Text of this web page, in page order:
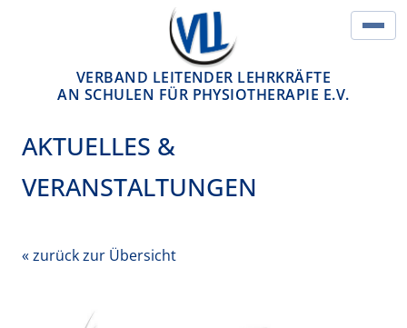
VERBAND LEITENDER LEHRKRÄFTE
AN SCHULEN FÜR PHYSIOTHERAPIE E.V.
AKTUELLES &
VERANSTALTUNGEN
« zurück zur Übersicht